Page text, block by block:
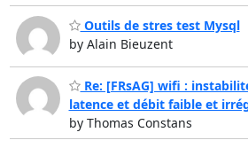
Outils de stres test Mysql
by Alain Bieuzent
Re: [FRsAG] wifi :
latence et débit faible et
by Thomas Constans